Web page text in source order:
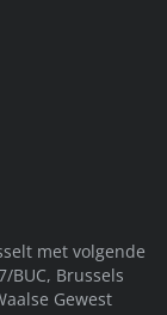
met volgende
BUC, Brussels
Gewest